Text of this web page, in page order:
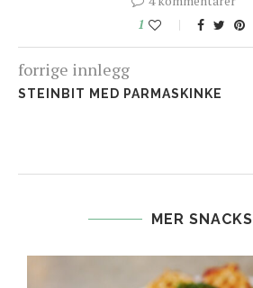
1
forrige innlegg
STEINBIT MED PARMASKINKE
MER SNACKS